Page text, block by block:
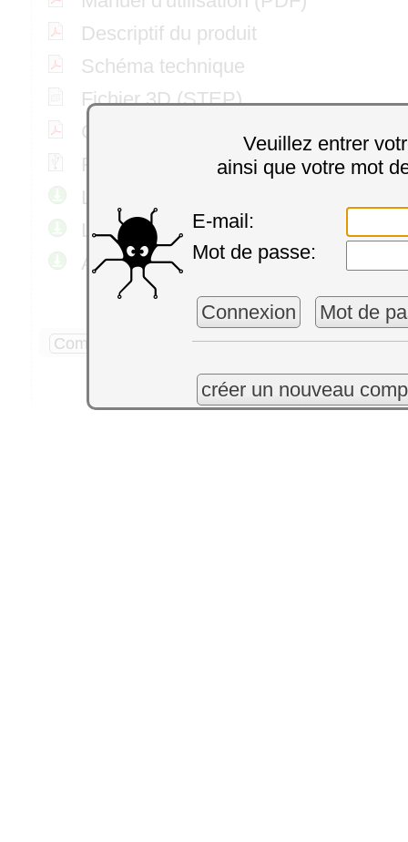
Veuillez entrer
ainsi que votre mot
E-mail:
Mot de passe:
Connexion Mot de
créer un nouveau
Descriptif du produit
Schéma technique
Fichier 3D (STEP)
Certificat RoHS
Firmware le plus récent
Librairies de programmation
Librairies Ligne de commande
Application VirtualHub
Commenter aucun commentaire